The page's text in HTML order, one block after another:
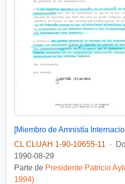
CL CLUAH 1-90-10655-11
·
1990-08-29
Parte de Presidente Patricio
1994)